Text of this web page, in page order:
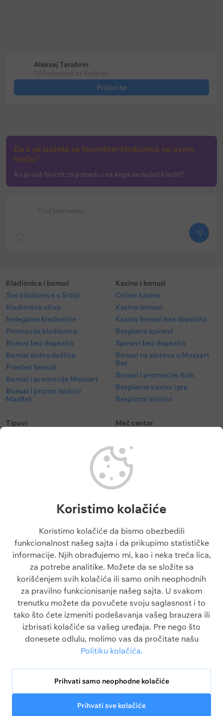
Aleksej Tarabrin
TOP-stručnjak za klađenje
Prijavi se
Tvoj komentar
Da li se slažete sa favoritom kladionica na ovom
meču?
Ko je vaš favorit za pobedu i na koga se isplati kladiti?
Kladionice i bonusi
Sve kladionice u Srbiji
Kladionice uživo
Nelegalne kladionice
Promocije kladionice
Bonusi bez depozita
Bonusi dobrodošlice
Freebet bonusi
Bonusi i promocije Mozzart
Bonusi i promo kodovi
MaxBet
Kazino i bonusi
Online kazino
Kazino bonusi
Kazino bonusi bez depozita
Besplatni spinovi
Spinovi bez depozita
Bonusi na slotove u Mozzart
Bet
Bonusi i promocije Rizk
Besplatne kazino igre
Besplatni slotovi
Tipovi
Liga Šampiona tipovi
Tiket dana
Besplatni tipovi 1x2
Meč centar
Fudbalske utakmice danas
Superliga Srbije
Liga Šampiona
Liga Evrope
Engleska Premijer Liga
Blogovi
Škola klađenja
Kazino škola
Sve o sportu
O sajtu
O nama
Kontakt
Odgovorno igranje
Politika privatnosti
Uslovi korišćenja
Politika kolačića
Legalbet nije kompanija za klađenje. Celokupni sadržaj na ovom sajtu je
isključivo u informativne svrhe.
© 2026 MC Media Corp. Limited.
Za osobe
Koristimo kolačiće
Koristimo kolačiće da bismo obezbedili
funkcionalnost našeg sajta i da prikupimo statističke
informacije. Njih obrađujemo mi, kao i neka treća lica,
za potrebe analitike. Možete da se složite sa
korišćenjem svih kolačića ili samo onih neophodnih
za pravilno funkcionisanje našeg sajta. U svakom
trenutku možete da povučete svoju saglasnost i to
tako što ćete izmeniti podešavanja vašeg brauzera ili
izbrisati kolačiće sa vašeg uređaja. Pre nego što
donesete odlulu, molimo vas da pročitate našu
Politiku kolačića.
Prihvati samo neophodne kolačiće
Prihvati sve kolačiće